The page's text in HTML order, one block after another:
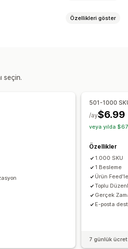
Özel kurallar
Özellikleri göster
para birimi
akışlar
Envanter desteği
arabirimi olmadan çalışan
seçin.
501-1000
$6.99
/ay
veya yılda
Özellikler
1.000 SKU
1 Besleme
Ürün
Toplu
Gerçek
E-posta
7 günlük